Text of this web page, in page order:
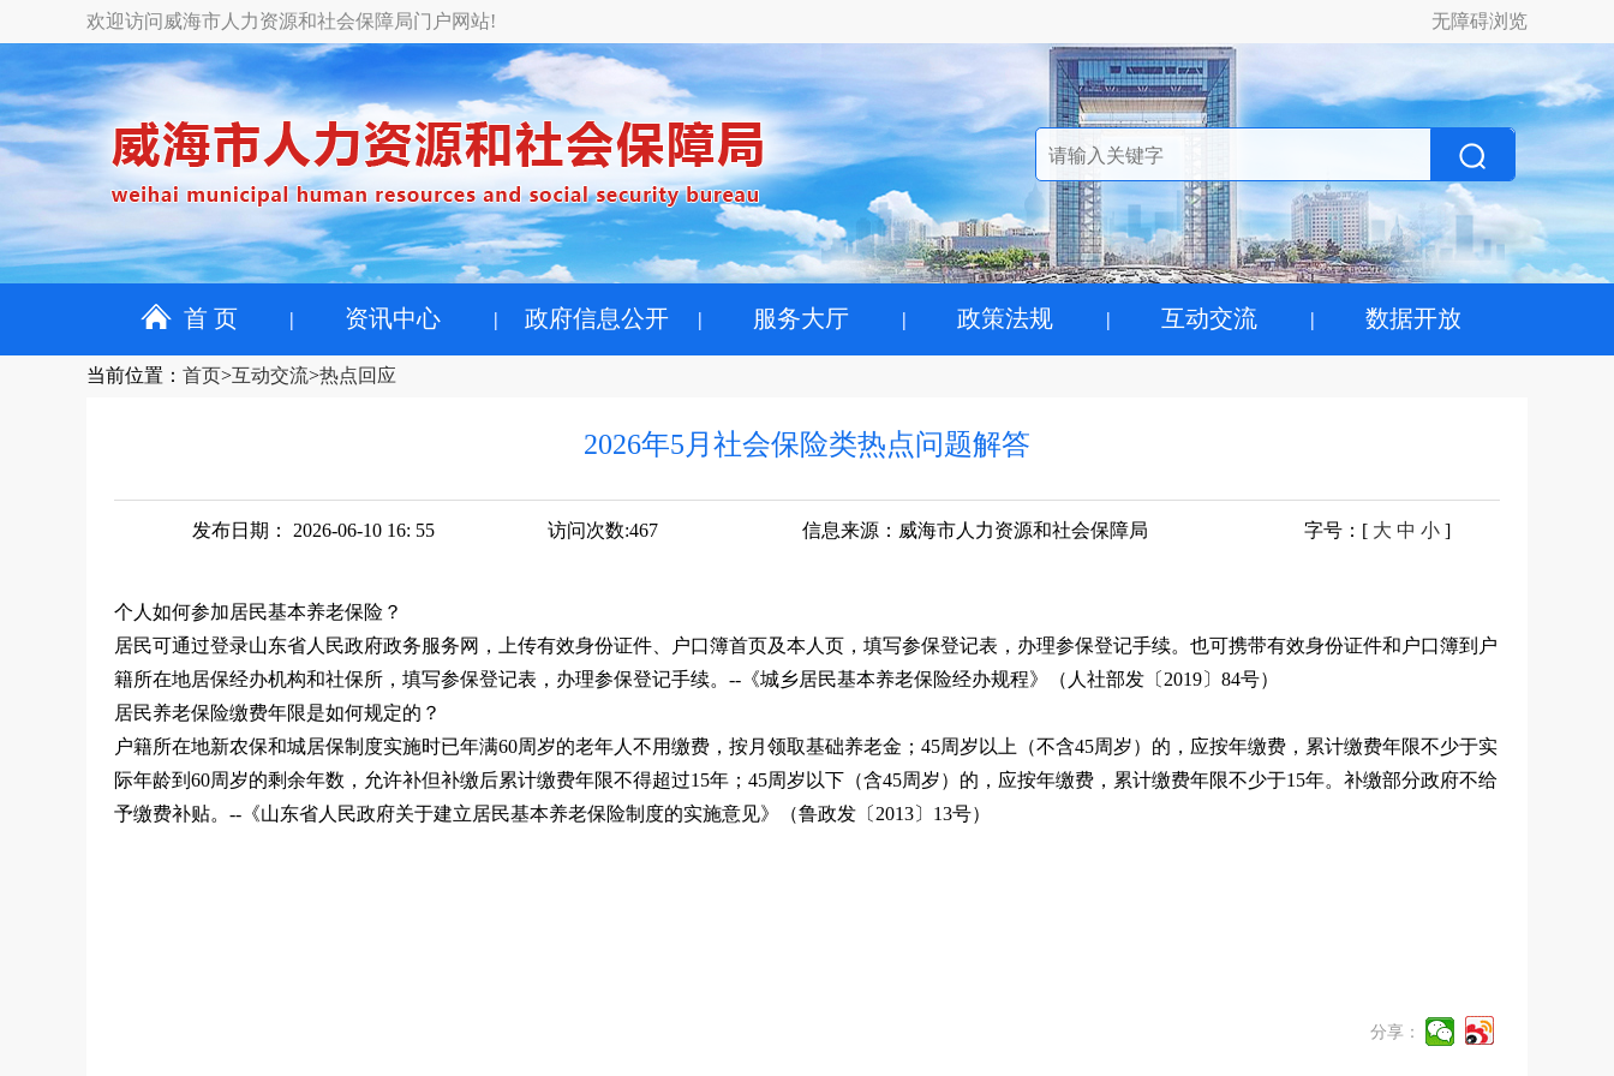
欢迎访问威海市人力资源和社会保障局门户网站! 无障碍浏览
首 页 资讯中心 政府信息公开 服务大厅 政策法规 互动交流 数据开放
当前位置 ： 首页>互动交流>热点回应
2026年5月社会保险类热点问题解答
发布日期： 2026-06-10 16: 55 访问次数:467 信息来源： 威海市人力资源和社会保障局 字号 ：[ 大 中 小 ]
个人如何参加居民基本养老保险？
居民可通过登录山东省人民政府政务服务网，上传有效身份证件、户口簿首页及本人页，填写参保登记表，办理参保登记手续。也可携带有效身份证件和户口簿到户
籍所在地居保经办机构和社保所，填写参保登记表，办理参保登记手续。--《城乡居民基本养老保险经办规程》（人社部发〔2019〕84号）
居民养老保险缴费年限是如何规定的？
户籍所在地新农保和城居保制度实施时已年满60周岁的老年人不用缴费，按月领取基础养老金；45周岁以上（不含45周岁）的，应按年缴费，累计缴费年限不少于实
际年龄到60周岁的剩余年数，允许补但补缴后累计缴费年限不得超过15年；45周岁以下（含45周岁）的，应按年缴费，累计缴费年限不少于15年。补缴部分政府不给
予缴费补贴。--《山东省人民政府关于建立居民基本养老保险制度的实施意见》（鲁政发〔2013〕13号）
分享：